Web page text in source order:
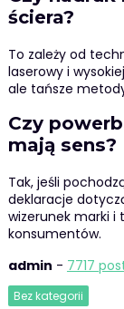
ściera?
To zależy od
laserowy i
ale tańsze
Czy
mają sens?
Tak, jeśli
deklaracje
wizerunek marki i
konsumentów.
admin - 7717
Bez kategorii